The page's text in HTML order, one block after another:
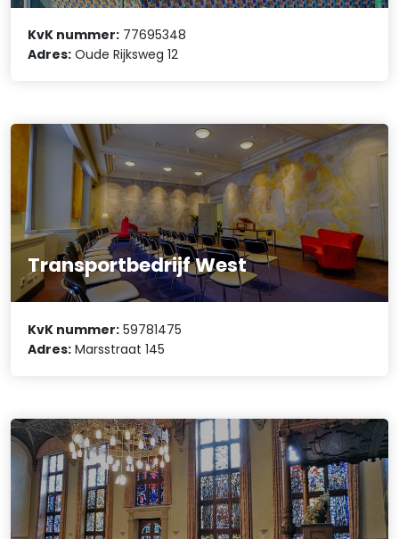
KvK nummer: 77695348
Adres: Oude Rijksweg 12
Transportbedrijf West
KvK nummer: 59781475
Adres: Marsstraat 145